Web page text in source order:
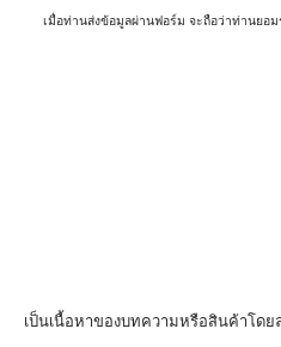
เมื่อท่านส่งข้อมูลผ่านฟอร์ม จะถือว่าท่านยอม
เป็นเนื้อหาของบทความหรือสินค้าโดย